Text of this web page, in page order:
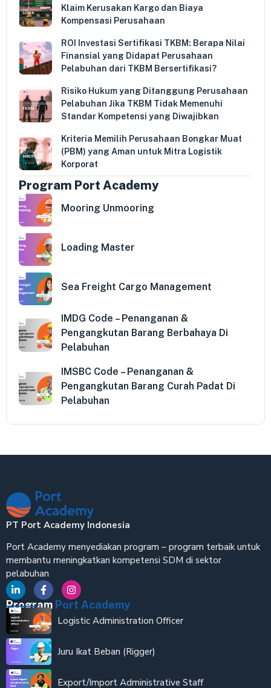
Klaim Kerusakan Kargo dan Biaya
Kompensasi Perusahaan
ROI Investasi Sertifikasi TKBM: Berapa Nilai
Finansial yang Didapat Perusahaan
Pelabuhan dari TKBM Bersertifikasi?
Risiko Hukum yang Ditanggung Perusahaan
Pelabuhan Jika TKBM Tidak Memenuhi
Standar Kompetensi yang Diwajibkan
Kriteria Memilih Perusahaan Bongkar Muat
(PBM) yang Aman untuk Mitra Logistik
Korporat
Program Port Academy
Mooring Unmooring
Loading Master
Sea Freight Cargo Management
IMDG Code – Penanganan &
Pengangkutan Barang Berbahaya Di
Pelabuhan
IMSBC Code – Penanganan &
Pengangkutan Barang Curah Padat Di
Pelabuhan
PT Port Academy Indonesia
Port Academy menyediakan program – program terbaik untuk
membantu meningkatkan kompetensi SDM di sektor
pelabuhan
Program Port Academy
Logistic Administration Officer
Juru Ikat Beban (Rigger)
Export/Import Administrative Staff